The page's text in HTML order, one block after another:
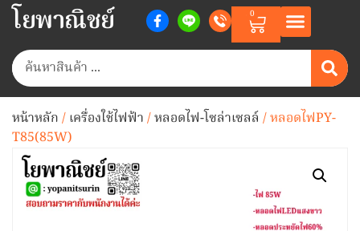
โยพาณิชย์ 0
หน้าหลัก/เครื่องใช้ไฟฟ้า/หลอดไฟ-โซล่าเซลล์/ หลอดไฟPY-
T85(85W)